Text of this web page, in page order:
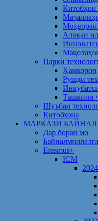
Моҳвораи
Алоқаи
Парки
Ҳамкорон
Рушди
Ташкили
Шуъбаи
Китобхона
МАРКАЗИ
Дар бораи мо
Erasmus+
ICM
2024